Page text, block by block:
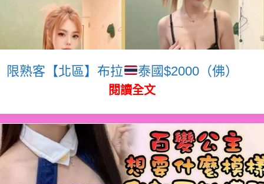
限熟客【北區】布拉 泰國$2000（佛）
閱讀全文